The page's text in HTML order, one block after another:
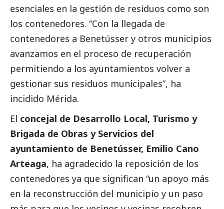
esenciales en la gestión de residuos como son
los contenedores. “Con la llegada de
contenedores a Benetússer y otros municipios
avanzamos en el proceso de recuperación
permitiendo a los ayuntamientos volver a
gestionar sus residuos municipales”, ha
incidido Mérida.
El concejal de Desarrollo Local, Turismo y
Brigada de Obras y Servicios del
ayuntamiento de Benetússer, Emilio Cano
Arteaga, ha agradecido la reposición de los
contenedores ya que significan “un apoyo más
en la reconstrucción del municipio y un paso